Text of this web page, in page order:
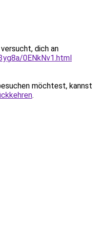
dich an
0ENkNv1.html
möchtest, kannst
.